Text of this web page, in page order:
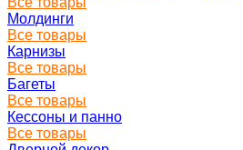
Молдинги
Все товары
Карнизы
Все товары
Багеты
Все товары
Кессоны и панно
Все товары